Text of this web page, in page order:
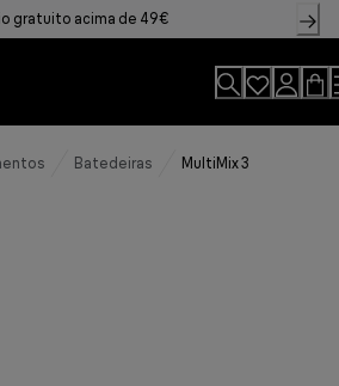
gratuito acima de 49€
Batedeiras MultiMix 3